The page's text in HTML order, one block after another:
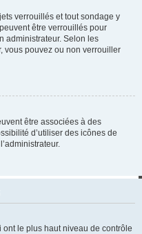
verrouillés et tout sondage y
être verrouillés pour
administrateur. Selon les
vous pouvez ou non verrouiller
être associées à des
d’utiliser des icônes de
le plus haut niveau de contrôle